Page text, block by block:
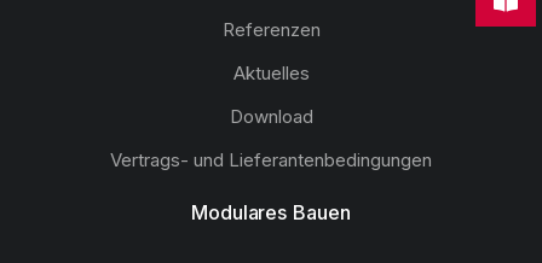
Referenzen
Aktuelles
Download
Vertrags- und Lieferantenbedingungen
Modulares Bauen